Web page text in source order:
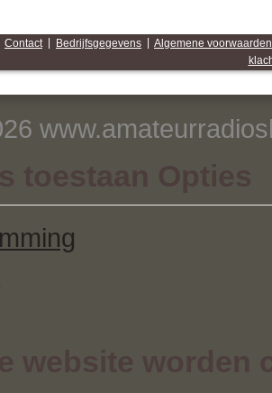
Contact Bedrijfsgegevens
Algemene voorwaarden
toestaan Opties
website worden